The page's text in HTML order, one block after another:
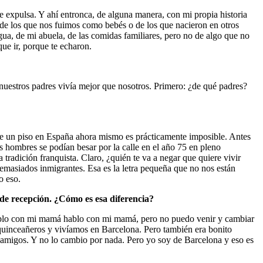
Y ahí entronca, de alguna manera, con mi propia historia
los que nos fuimos como bebés o de los que nacieron en otros
de mi abuela, de las comidas familiares, pero no de algo que no
ir, porque te echaron.
padres vivía mejor que nosotros. Primero: ¿de qué padres?
piso en España ahora mismo es prácticamente imposible. Antes
se podían besar por la calle en el año 75 en pleno
tradición franquista. Claro, ¿quién te va a negar que quiere vivir
inmigrantes. Esa es la letra pequeña que no nos están
eso.
recepción. ¿Cómo es esa diferencia?
con mi mamá hablo con mi mamá, pero no puedo venir y cambiar
y vivíamos en Barcelona. Pero también era bonito
Y no lo cambio por nada. Pero yo soy de Barcelona y eso es